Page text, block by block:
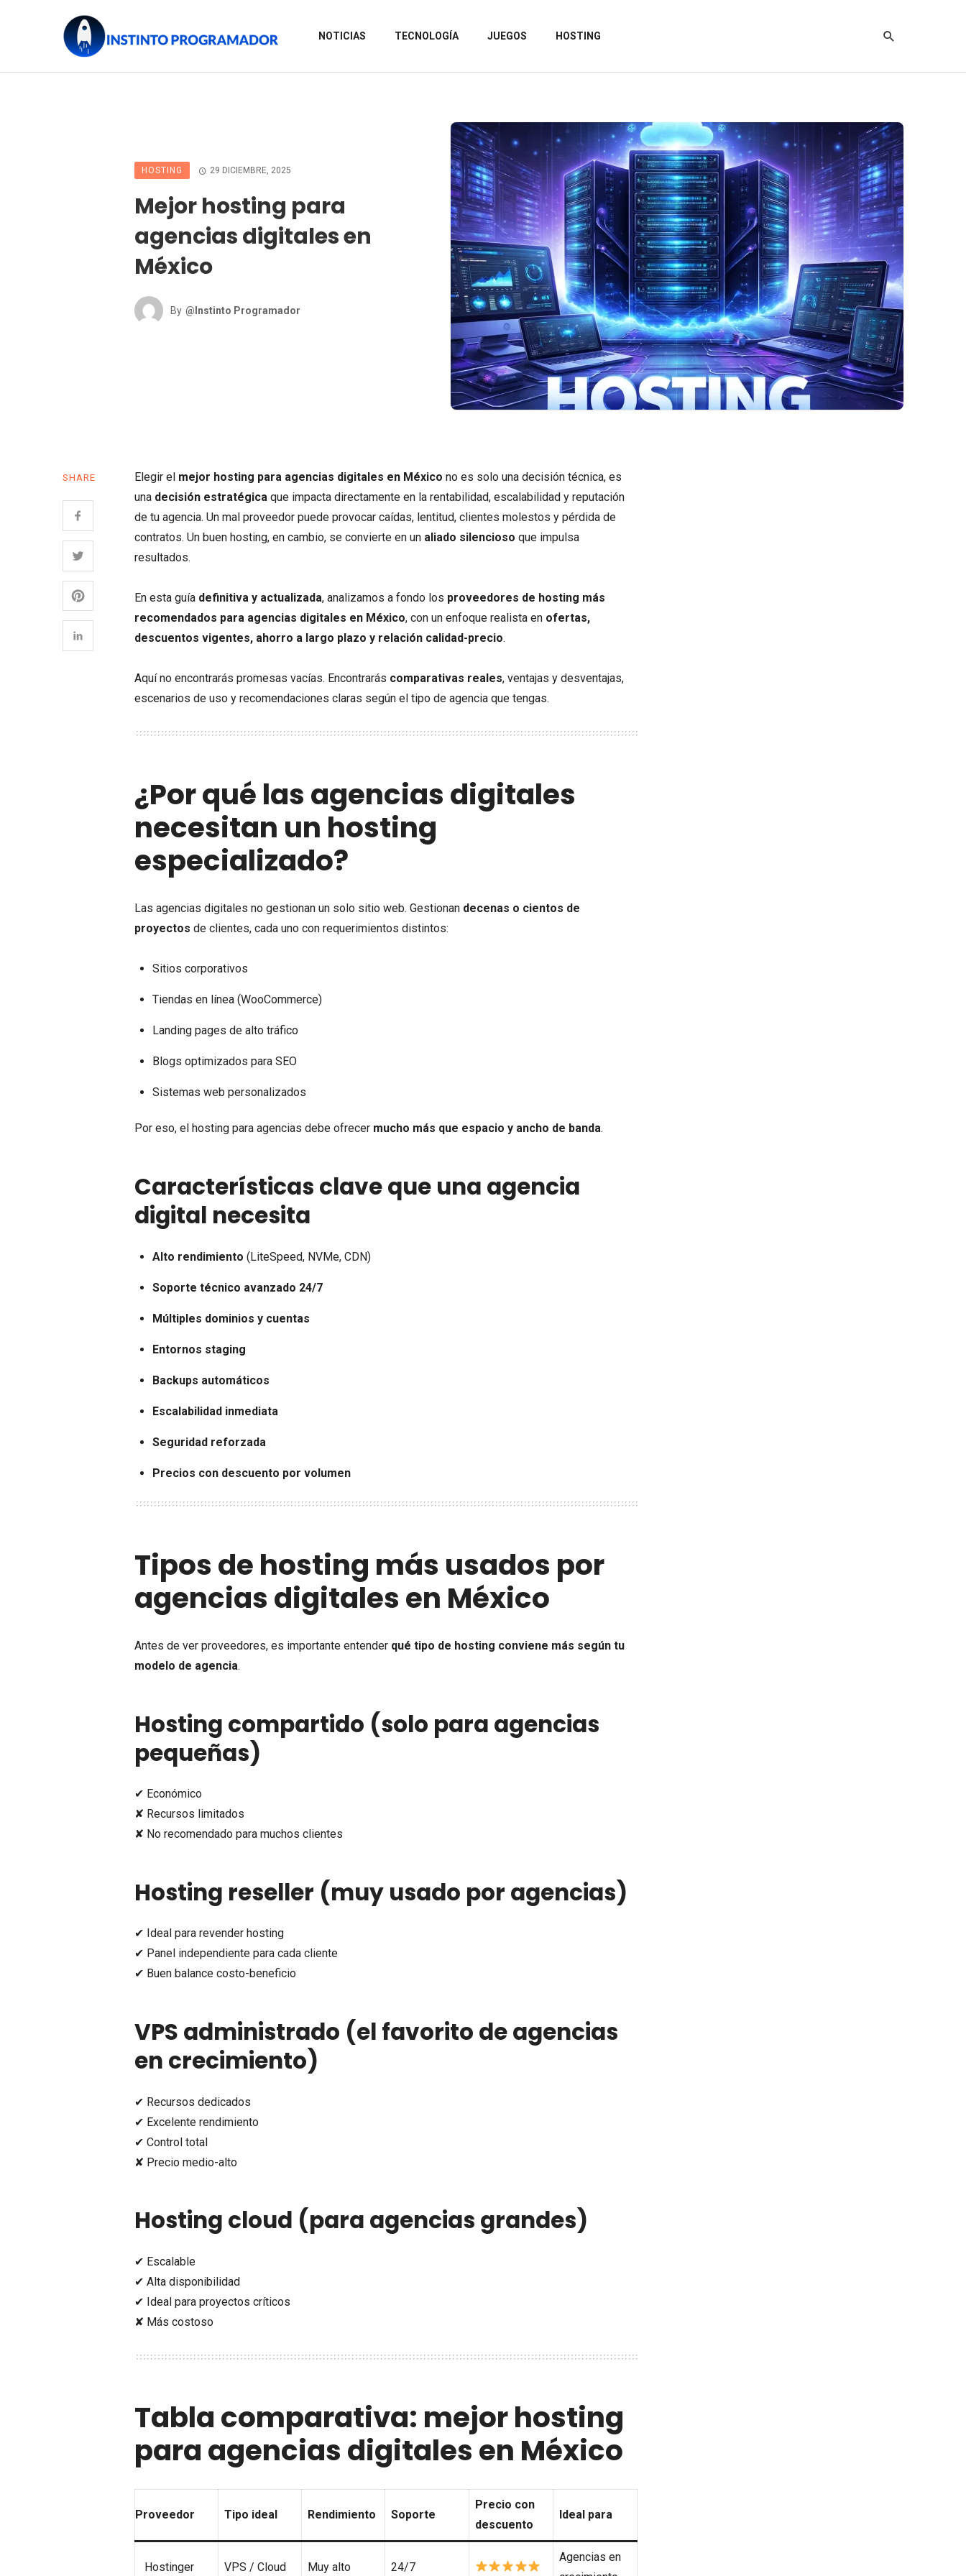
NOTICIAS TECNOLOGÍA JUEGOS HOSTING
HOSTING 29 DICIEMBRE, 2025
Mejor hosting para
agencias digitales en
México
By @Instinto Programador
SHARE Elegir el mejor hosting para agencias digitales en México no es solo una decisión técnica, es
una decisión estratégica que impacta directamente en la rentabilidad, escalabilidad y reputación
de tu agencia. Un mal proveedor puede provocar caídas, lentitud, clientes molestos y pérdida de
contratos. Un buen hosting, en cambio, se convierte en un aliado silencioso que impulsa
resultados.
En esta guía definitiva y actualizada, analizamos a fondo los proveedores de hosting más
recomendados para agencias digitales en México, con un enfoque realista en ofertas,
descuentos vigentes, ahorro a largo plazo y relación calidad-precio.
Aquí no encontrarás promesas vacías. Encontrarás comparativas reales, ventajas y desventajas,
escenarios de uso y recomendaciones claras según el tipo de agencia que tengas.
¿Por qué las agencias digitales
necesitan un hosting
especializado?
Las agencias digitales no gestionan un solo sitio web. Gestionan decenas o cientos de
proyectos de clientes, cada uno con requerimientos distintos:
Sitios corporativos
Tiendas en línea (WooCommerce)
Landing pages de alto tráfico
Blogs optimizados para SEO
Sistemas web personalizados
Por eso, el hosting para agencias debe ofrecer mucho más que espacio y ancho de banda.
Características clave que una agencia
digital necesita
Alto rendimiento (LiteSpeed, NVMe, CDN)
Soporte técnico avanzado 24/7
Múltiples dominios y cuentas
Entornos staging
Backups automáticos
Escalabilidad inmediata
Seguridad reforzada
Precios con descuento por volumen
Tipos de hosting más usados por
agencias digitales en México
Antes de ver proveedores, es importante entender qué tipo de hosting conviene más según tu
modelo de agencia.
Hosting compartido (solo para agencias
pequeñas)
✔ Económico
✘ Recursos limitados
✘ No recomendado para muchos clientes
Hosting reseller (muy usado por agencias)
✔ Ideal para revender hosting
✔ Panel independiente para cada cliente
✔ Buen balance costo-beneficio
VPS administrado (el favorito de agencias
en crecimiento)
✔ Recursos dedicados
✔ Excelente rendimiento
✔ Control total
✘ Precio medio-alto
Hosting cloud (para agencias grandes)
✔ Escalable
✔ Alta disponibilidad
✔ Ideal para proyectos críticos
✘ Más costoso
Tabla comparativa: mejor hosting
para agencias digitales en México
Proveedor Tipo ideal Rendimiento Soporte
Precio con
descuento
Ideal para
Hostinger VPS / Cloud Muy alto 24/7
Agencias en